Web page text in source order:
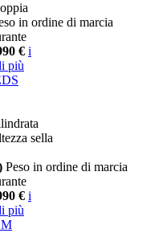
in ordine di marcia
€ i
più
sella
Peso in ordine di marcia
€ i
più